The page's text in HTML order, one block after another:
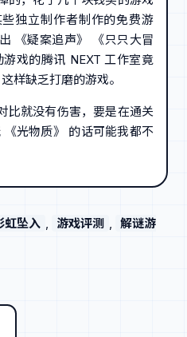
独立制作者制作的免费游
《疑案追声》 《只只大冒
戏的腾讯 NEXT 工作室竟
样缺乏打磨的游戏。
比就没有伤害，要是在通关
《光物质》 的话可能我都不
虹坠入 , 游戏评测 , 解谜游